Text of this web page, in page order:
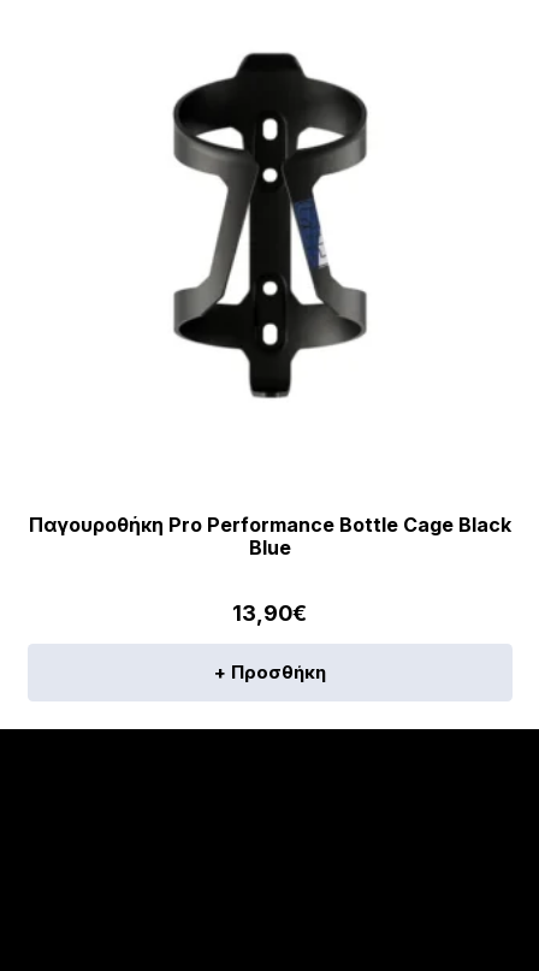
Παγουροθήκη Pro Performance Bottle Cage Black
Blue
13,90€
+ Προσθήκη